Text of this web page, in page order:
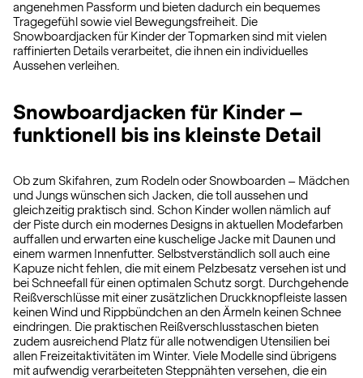
angenehmen Passform und bieten dadurch ein bequemes
Tragegefühl sowie viel Bewegungsfreiheit. Die
Snowboardjacken für Kinder der Topmarken sind mit vielen
raffinierten Details verarbeitet, die ihnen ein individuelles
Aussehen verleihen.
Snowboardjacken für Kinder –
funktionell bis ins kleinste Detail
Ob zum Skifahren, zum Rodeln oder Snowboarden – Mädchen
und Jungs wünschen sich Jacken, die toll aussehen und
gleichzeitig praktisch sind. Schon Kinder wollen nämlich auf
der Piste durch ein modernes Designs in aktuellen Modefarben
auffallen und erwarten eine kuschelige Jacke mit Daunen und
einem warmen Innenfutter. Selbstverständlich soll auch eine
Kapuze nicht fehlen, die mit einem Pelzbesatz versehen ist und
bei Schneefall für einen optimalen Schutz sorgt. Durchgehende
Reißverschlüsse mit einer zusätzlichen Druckknopfleiste lassen
keinen Wind und Rippbündchen an den Ärmeln keinen Schnee
eindringen. Die praktischen Reißverschlusstaschen bieten
zudem ausreichend Platz für alle notwendigen Utensilien bei
allen Freizeitaktivitäten im Winter. Viele Modelle sind übrigens
mit aufwendig verarbeiteten Steppnähten versehen, die ein